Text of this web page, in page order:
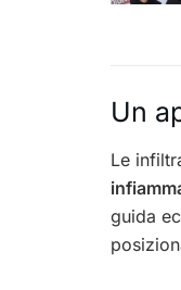
Un
Le
guida